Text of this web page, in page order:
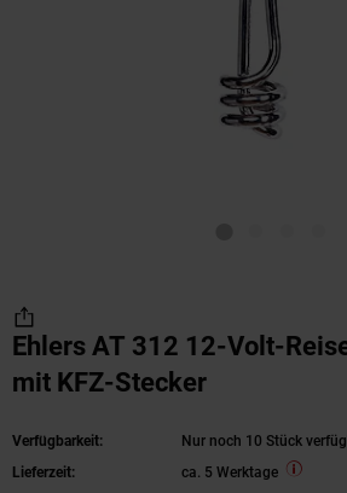
Ehlers AT 312 12-Volt-
mit KFZ-Stecker
Verfügbarkeit:
Nur noch 10 Stück
Lieferzeit:
ca. 5 Werktage